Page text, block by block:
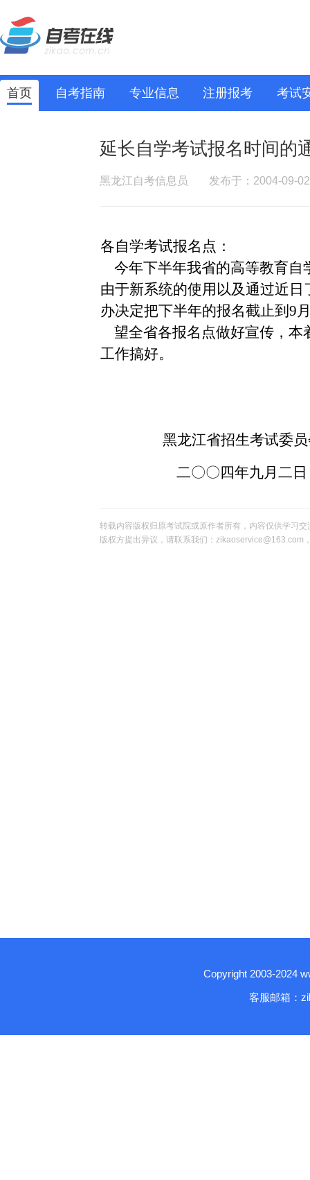
首页 自考指南 专业信息 注册报考 考试
延长自学考试报名时间的
黑龙江自考信息员 发布于：2004-09-02
各自学考试报名点：
今年下半年我省的高等教育自
由于新系统的使用以及通过近
办决定把下半年的报名截止到9
望全省各报名点做好宣传，
工作搞好。
黑龙江省招生考试委
二〇〇四年九月二日
转载内容版权归原考试院或原作者所有，内容仅供学习
版权方提出异议，请联系我们：zikaoservice@163.com
Copyright 2003-2024
客服邮箱：